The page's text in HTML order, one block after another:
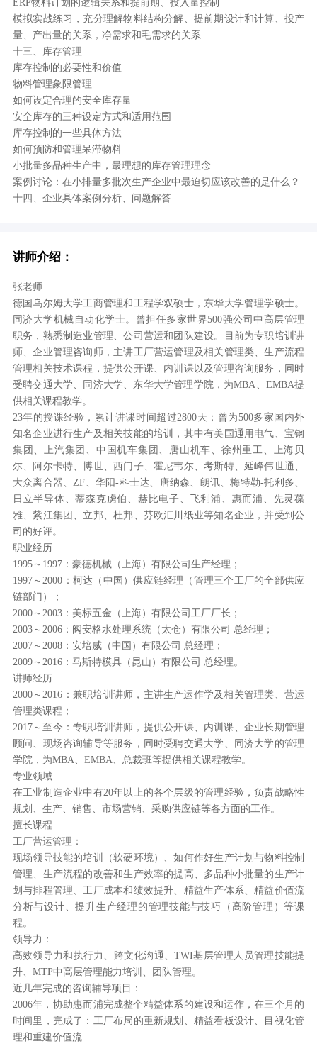
模拟实战练习，充分理解物料结构分解、提前期设计和计算、投产
量、产出量的关系，净需求和毛需求的关系
十三、库存管理
库存控制的必要性和价值
物料管理象限管理
如何设定合理的安全库存量
安全库存的三种设定方式和适用范围
库存控制的一些具体方法
如何预防和管理呆滞物料
小批量多品种生产中，最理想的库存管理理念
案例讨论：在小排量多批次生产企业中最迫切应该改善的是什么？
十四、企业具体案例分析、问题解答
讲师介绍：
张老师
德国乌尔姆大学工商管理和工程学双硕士，东华大学管理学硕士。
同济大学机械自动化学士。曾担任多家世界500强公司中高层管理
职务，熟悉制造业管理、公司营运和团队建设。目前为专职培训讲
师、企业管理咨询师，主讲工厂营运管理及相关管理类、生产流程
管理相关技术课程，提供公开课、内训课以及管理咨询服务，同时
受聘交通大学、同济大学、东华大学管理学院，为MBA、EMBA提
供相关课程教学。
23年的授课经验，累计讲课时间超过2800天；曾为500多家国内外
知名企业进行生产及相关技能的培训，其中有美国通用电气、宝钢
集团、上汽集团、中国机车集团、唐山机车、徐州重工、上海贝
尔、阿尔卡特、博世、西门子、霍尼韦尔、考斯特、延峰伟世通、
大众离合器、ZF、华阳-科士达、唐纳森、朗讯、梅特勒-托利多、
日立半导体、蒂森克虏伯、赫比电子、飞利浦、惠而浦、先灵葆
雅、紫江集团、立邦、杜邦、芬欧汇川纸业等知名企业，并受到公
司的好评。
职业经历
1995～1997：豪德机械（上海）有限公司生产经理；
1997～2000：柯达（中国）供应链经理（管理三个工厂的全部供应
链部门）；
2000～2003：美标五金（上海）有限公司工厂厂长；
2003～2006：阀安格水处理系统（太仓）有限公司 总经理；
2007～2008：安培威（中国）有限公司 总经理；
2009～2016：马斯特模具（昆山）有限公司 总经理。
讲师经历
2000～2016：兼职培训讲师，主讲生产运作学及相关管理类、营运
管理类课程；
2017～至今：专职培训讲师，提供公开课、内训课、企业长期管理
顾问、现场咨询辅导等服务，同时受聘交通大学、同济大学的管理
学院，为MBA、EMBA、总裁班等提供相关课程教学。
专业领域
在工业制造企业中有20年以上的各个层级的管理经验，负责战略性
规划、生产、销售、市场营销、采购供应链等各方面的工作。
擅长课程
工厂营运管理：
现场领导技能的培训（软硬环境）、如何作好生产计划与物料控制
管理、生产流程的改善和生产效率的提高、多品种小批量的生产计
划与排程管理、工厂成本和绩效提升、精益生产体系、精益价值流
分析与设计、提升生产经理的管理技能与技巧（高阶管理）等课
程。
领导力：
高效领导力和执行力、跨文化沟通、TWI基层管理人员管理技能提
升、MTP中高层管理能力培训、团队管理。
近几年完成的咨询辅导项目：
2006年，协助惠而浦完成整个精益体系的建设和运作，在三个月的
时间里，完成了：工厂布局的重新规划、精益看板设计、目视化管
理和重建价值流